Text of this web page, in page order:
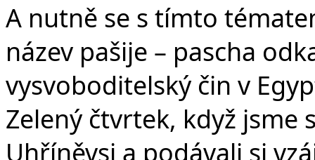
A nutně se s tímto
název pašije – pascha
vysvoboditelský čin v
Zelený čtvrtek, když jsme
Uhříněvsi a podávali si